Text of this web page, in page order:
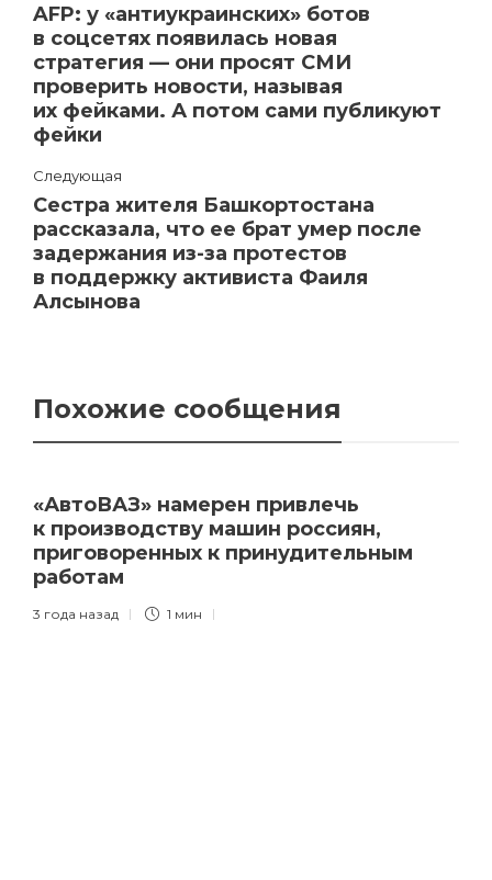
AFP: у «антиукраинских» ботов
в соцсетях появилась новая
стратегия — они просят СМИ
проверить новости, называя
их фейками. А потом сами публикуют
фейки
Следующая
Сестра жителя Башкортостана
рассказала, что ее брат умер после
задержания из-за протестов
в поддержку активиста Фаиля
Алсынова
Похожие сообщения
«АвтоВАЗ» намерен привлечь
к производству машин россиян,
приговоренных к принудительным
работам
3 года назад 1 мин